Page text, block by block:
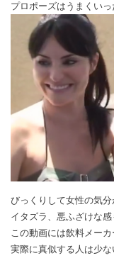
プロポーズはうまくいっ
びっくりして女性の気分
イタズラ、悪ふざけな
この動画には飲料メー
実際に真似する人は少な